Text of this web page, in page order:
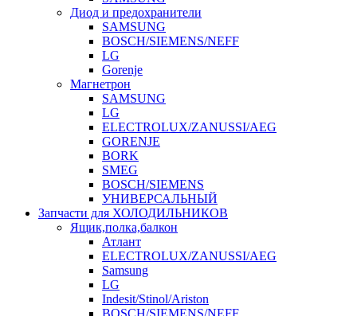
Диод и предохранители
SAMSUNG
BOSCH/SIEMENS/NEFF
LG
Gorenje
Магнетрон
SAMSUNG
LG
ELECTROLUX/ZANUSSI/AEG
GORENJE
BORK
SMEG
BOSCH/SIEMENS
УНИВЕРСАЛЬНЫЙ
Запчасти для ХОЛОДИЛЬНИКОВ
Ящик,полка,балкон
Атлант
ELECTROLUX/ZANUSSI/AEG
Samsung
LG
Indesit/Stinol/Ariston
BOSCH/SIEMENS/NEFF